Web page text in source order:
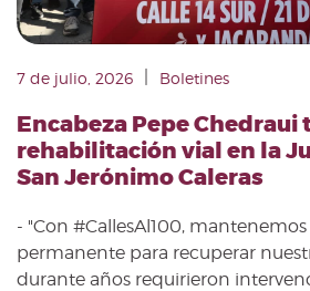
7 de julio, 2026 Boletines
Encabeza Pepe Chedraui
rehabilitación vial en la
San Jerónimo Caleras
- "Con #CallesAl100,
permanente para recuperar
durante años requirieron